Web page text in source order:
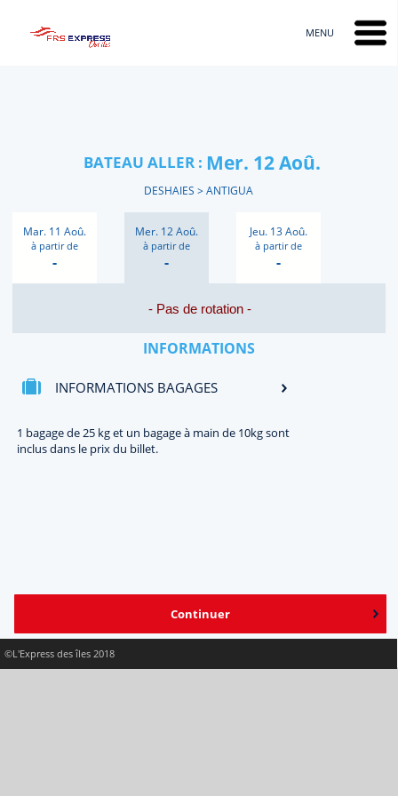
MENU
BATEAU ALLER : Mer. 12 Aoû.
DESHAIES > ANTIGUA
Mar. 11 Aoû.
à partir de
-
Mer. 12 Aoû.
à partir de
-
Jeu. 13 Aoû.
à partir de
-
- Pas de rotation -
INFORMATIONS
INFORMATIONS BAGAGES
1 bagage de 25 kg et un bagage à main de 10kg sont
inclus dans le prix du billet.
Continuer
©L'Express des îles 2018